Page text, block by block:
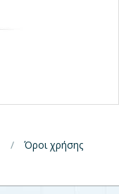
Όροι χρήσης